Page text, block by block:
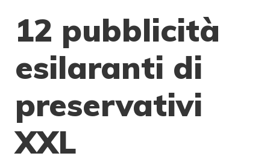
12 pubblicità
esilaranti di
preservativi
XXL